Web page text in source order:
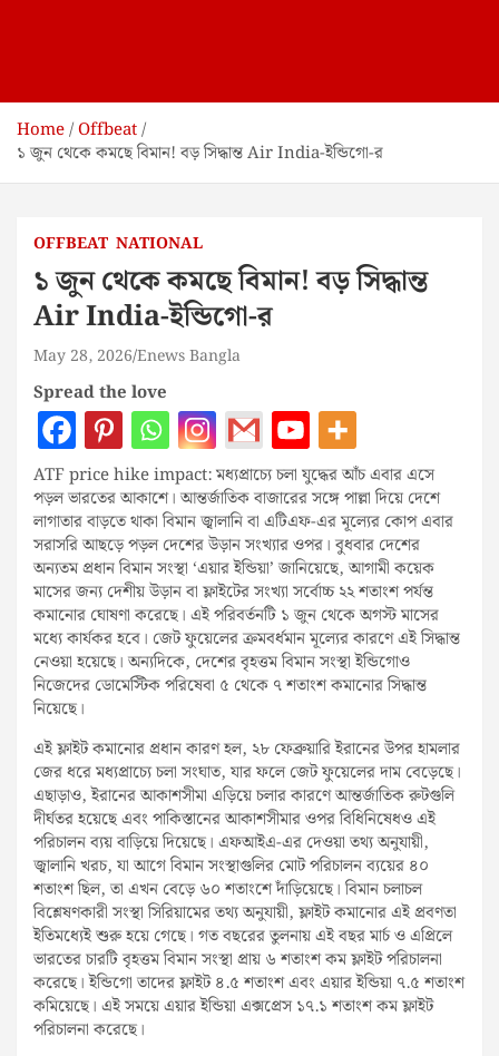
Home Offbeat
১ জুন থেকে কমছে বিমান! বড় সিদ্ধান্ত Air India-ইন্ডিগো-র
OFFBEAT NATIONAL
১ জুন থেকে কমছে বিমান! বড় সিদ্ধান্ত
Air India-ইন্ডিগো-র
May 28, 2026 Enews Bangla
Spread the love
ATF price hike impact: মধ্যপ্রাচ্যে চলা যুদ্ধের আঁচ এবার এসে
পড়ল ভারতের আকাশে। আন্তর্জাতিক বাজারের সঙ্গে পাল্লা দিয়ে দেশে
লাগাতার বাড়তে থাকা বিমান জ্বালানি বা এটিএফ-এর মূল্যের কোপ এবার
সরাসরি আছড়ে পড়ল দেশের উড়ান সংখ্যার ওপর। বুধবার দেশের
অন্যতম প্রধান বিমান সংস্থা ‘এয়ার ইন্ডিয়া’ জানিয়েছে, আগামী কয়েক
মাসের জন্য দেশীয় উড়ান বা ফ্লাইটের সংখ্যা সর্বোচ্চ ২২ শতাংশ পর্যন্ত
কমানোর ঘোষণা করেছে। এই পরিবর্তনটি ১ জুন থেকে অগস্ট মাসের
মধ্যে কার্যকর হবে। জেট ফুয়েলের ক্রমবর্ধমান মূল্যের কারণে এই সিদ্ধান্ত
নেওয়া হয়েছে। অন্যদিকে, দেশের বৃহত্তম বিমান সংস্থা ইন্ডিগোও
নিজেদের ডোমেস্টিক পরিষেবা ৫ থেকে ৭ শতাংশ কমানোর সিদ্ধান্ত
নিয়েছে।
এই ফ্লাইট কমানোর প্রধান কারণ হল, ২৮ ফেব্রুয়ারি ইরানের উপর হামলার
জের ধরে মধ্যপ্রাচ্যে চলা সংঘাত, যার ফলে জেট ফুয়েলের দাম বেড়েছে।
এছাড়াও, ইরানের আকাশসীমা এড়িয়ে চলার কারণে আন্তর্জাতিক রুটগুলি
দীর্ঘতর হয়েছে এবং পাকিস্তানের আকাশসীমার ওপর বিধিনিষেধও এই
পরিচালন ব্যয় বাড়িয়ে দিয়েছে। এফআইএ-এর দেওয়া তথ্য অনুযায়ী,
জ্বালানি খরচ, যা আগে বিমান সংস্থাগুলির মোট পরিচালন ব্যয়ের ৪০
শতাংশ ছিল, তা এখন বেড়ে ৬০ শতাংশে দাঁড়িয়েছে। বিমান চলাচল
বিশ্লেষণকারী সংস্থা সিরিয়ামের তথ্য অনুযায়ী, ফ্লাইট কমানোর এই প্রবণতা
ইতিমধ্যেই শুরু হয়ে গেছে। গত বছরের তুলনায় এই বছর মার্চ ও এপ্রিলে
ভারতের চারটি বৃহত্তম বিমান সংস্থা প্রায় ৬ শতাংশ কম ফ্লাইট পরিচালনা
করেছে। ইন্ডিগো তাদের ফ্লাইট ৪.৫ শতাংশ এবং এয়ার ইন্ডিয়া ৭.৫ শতাংশ
কমিয়েছে। এই সময়ে এয়ার ইন্ডিয়া এক্সপ্রেস ১৭.১ শতাংশ কম ফ্লাইট
পরিচালনা করেছে।